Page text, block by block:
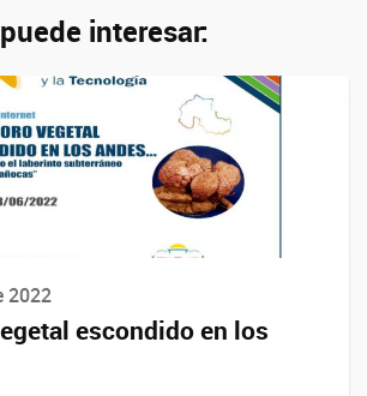
interesar:
2022
escondido en los